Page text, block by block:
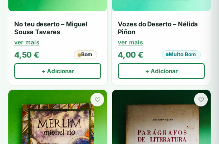
No teu deserto – Miguel
Sousa Tavares
ver mais
4,50 € Bom
+ Adicionar
Vozes do Deserto – Nélida
Piñon
ver mais
4,00 € Muito Bom
+ Adicionar
♡ ♡